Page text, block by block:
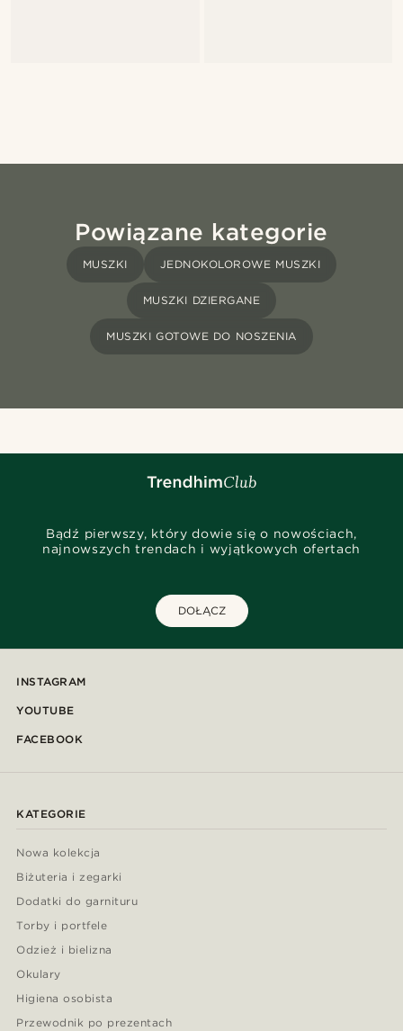
Powiązane kategorie
MUSZKI JEDNOKOLOROWE MUSZKI
MUSZKI DZIERGANE
MUSZKI GOTOWE DO NOSZENIA
Bądź pierwszy, który dowie się o nowościach,
najnowszych trendach i wyjątkowych ofertach
DOŁĄCZ
INSTAGRAM
YOUTUBE
FACEBOOK
KATEGORIE
Nowa kolekcja
Biżuteria i zegarki
Dodatki do garnituru
Torby i portfele
Odzież i bielizna
Okulary
Higiena osobista
Przewodnik po prezentach